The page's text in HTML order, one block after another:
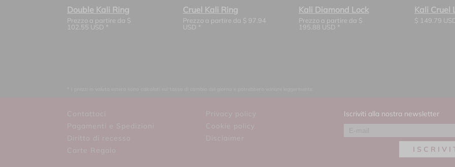
Double Kali Ring
Prezzo a partire da $
102.55 USD *
Cruel Kali Ring
Prezzo a partire da $ 97.94
USD *
Kali Diamond Lock
Prezzo a partire da $
195.88 USD *
Kali Cruel
$ 149.79
Contattaci
Pagamenti e Spedizioni
Diritto di recesso
Carte Regalo
Privacy policy
Cookie policy
Disclaimer
Iscriviti alla nostra newsletter